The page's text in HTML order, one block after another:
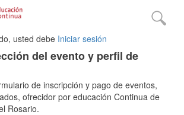
usted debe Iniciar sesión
del evento y perfil de
de inscripción y pago de eventos,
ofrecidor por educación Continua de
Rosario.